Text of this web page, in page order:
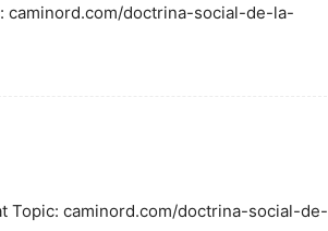
caminord.com/doctrina-social-de-la-
Topic: caminord.com/doctrina-social-de-